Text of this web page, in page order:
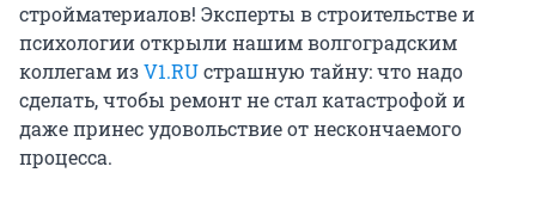
стройматериалов! Эксперты в строительстве и
психологии открыли нашим волгоградским
коллегам изV1.RUстрашную тайну: что надо
сделать, чтобы ремонт не стал катастрофой и
даже принес удовольствие от нескончаемого
процесса.